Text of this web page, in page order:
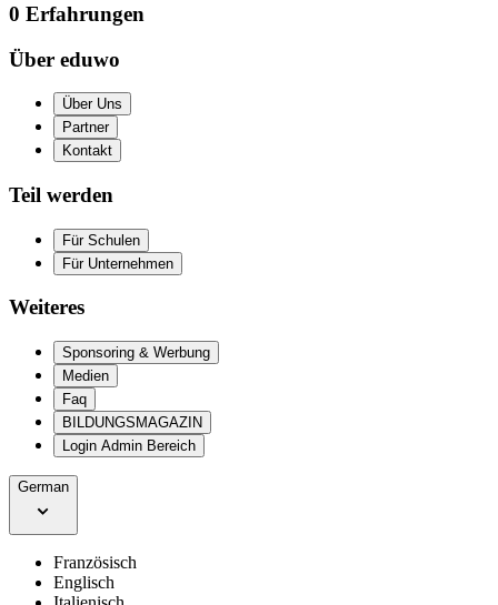
0 Erfahrungen
Über eduwo
Über Uns
Partner
Kontakt
Teil werden
Für Schulen
Für Unternehmen
Weiteres
Sponsoring & Werbung
Medien
Faq
BILDUNGSMAGAZIN
Login Admin Bereich
German
Französisch
Englisch